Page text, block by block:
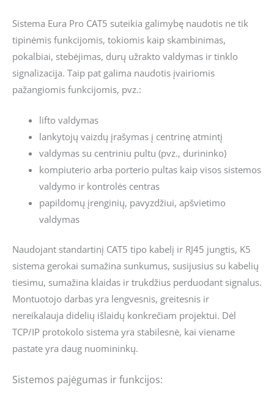
Sistema Eura Pro CAT5 suteikia galimybę naudotis ne tik
tipinėmis funkcijomis, tokiomis kaip skambinimas,
pokalbiai, stebėjimas, durų užrakto valdymas ir tinklo
signalizacija. Taip pat galima naudotis įvairiomis
pažangiomis funkcijomis, pvz.:
lifto valdymas
lankytojų vaizdų įrašymas į centrinę atmintį
valdymas su centriniu pultu (pvz., durininko)
kompiuterio arba porterio pultas kaip visos sistemos
valdymo ir kontrolės centras
papildomų įrenginių, pavyzdžiui, apšvietimo
valdymas
Naudojant standartinį CAT5 tipo kabelį ir RJ45 jungtis, K5
sistema gerokai sumažina sunkumus, susijusius su kabelių
tiesimu, sumažina klaidas ir trukdžius perduodant signalus.
Montuotojo darbas yra lengvesnis, greitesnis ir
nereikalauja didelių išlaidų konkrečiam projektui. Dėl
TCP/IP protokolo sistema yra stabilesnė, kai viename
pastate yra daug nuomininkų.
Sistemos pajėgumas ir funkcijos: